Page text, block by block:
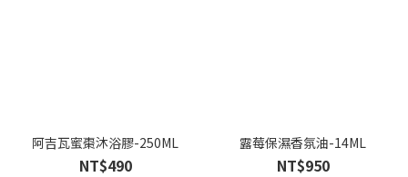
阿吉瓦蜜棗沐浴膠-250ML
NT$490
露莓保濕香氛油-14ML
NT$950